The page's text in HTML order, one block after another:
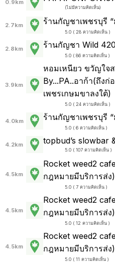
0.9km
(ไม่มีความคิดเห็น)
2.7km ร้านกัญชาเพชรบุรี
5.0 ( 28 ความคิดเห็น )
2.8km ร้านกัญชา Wild
5.0 ( 86 ความคิดเห็น )
3.9km
หอมเหนียว ขวัญใจ
By...PA..อาก้า(ถึง
เพชรเกษมขาลงใต้)
5.0 ( 24 ความคิดเห็น )
4.0km ร้านกัญชาเพชรบุรี
5.0 ( 6 ความคิดเห็น )
4.2km topbud’s slowbar
5.0 ( 107 ความคิดเห็น )
4.5km
Rocket weed2
กฎหมายมีบริการส่ง)
5.0 ( 7 ความคิดเห็น )
4.5km
Rocket weed2
กฎหมายมีบริการส่ง)
5.0 ( 12 ความคิดเห็น )
4.5km
Rocket weed2
กฎหมายมีบริการส่ง)
5.0 ( 11 ความคิดเห็น )